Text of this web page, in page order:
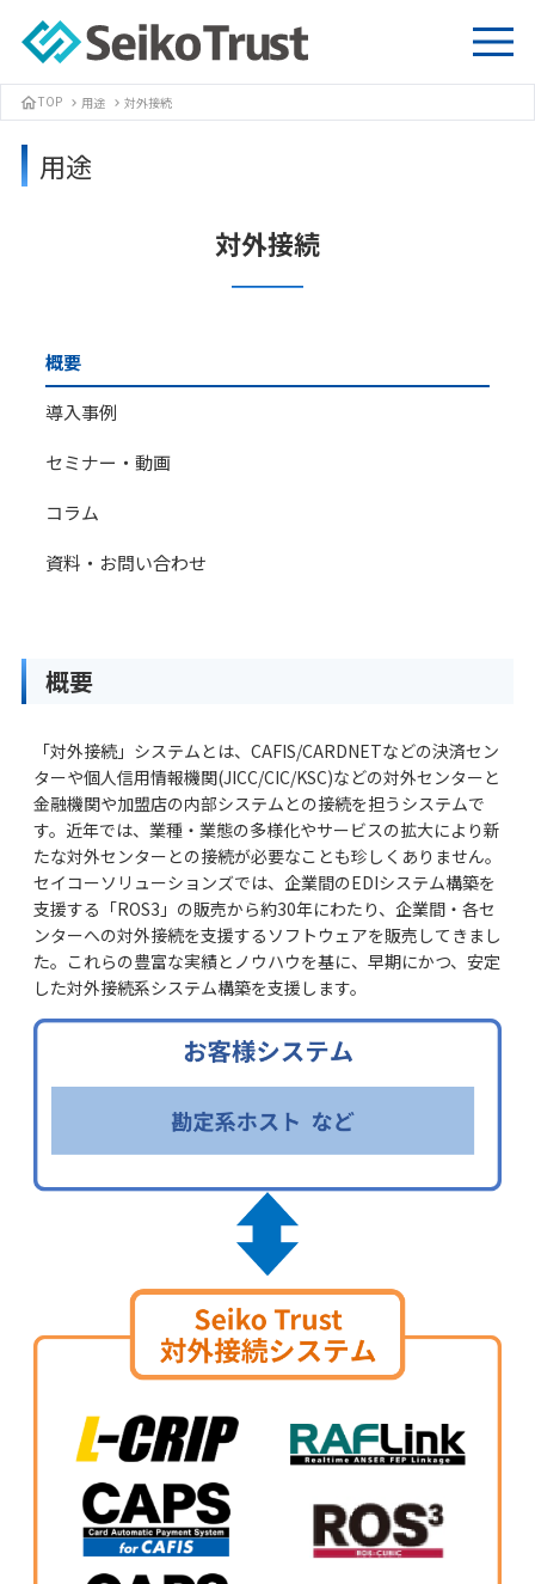
homeTOP chevron_right 用途 chevron_right 対外接続
用途
対外接続
概要
導入事例
セミナー・動画
コラム
資料・お問い合わせ
概要
「対外接続」システムとは、CAFIS/CARDNETなどの決済セン
ターや個人信用情報機関(JICC/CIC/KSC)などの対外センターと
金融機関や加盟店の内部システムとの接続を担うシステムで
す。近年では、業種・業態の多様化やサービスの拡大により新
たな対外センターとの接続が必要なことも珍しくありません。
セイコーソリューションズでは、企業間のEDIシステム構築を
支援する「ROS3」の販売から約30年にわたり、企業間・各セ
ンターへの対外接続を支援するソフトウェアを販売してきまし
た。これらの豊富な実績とノウハウを基に、早期にかつ、安定
した対外接続系システム構築を支援します。